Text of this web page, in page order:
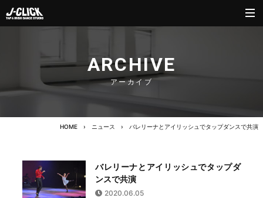
ARCHIVE
アーカイブ
HOME › ニュース › バレリーナとアイリッシュでタップダンスで共演
バレリーナとアイリッシュでタップダ
ンスで共演
2020.06.05